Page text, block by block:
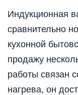
Индукционная
сравнительно
кухонной
продажу
работы связан
нагрева, он